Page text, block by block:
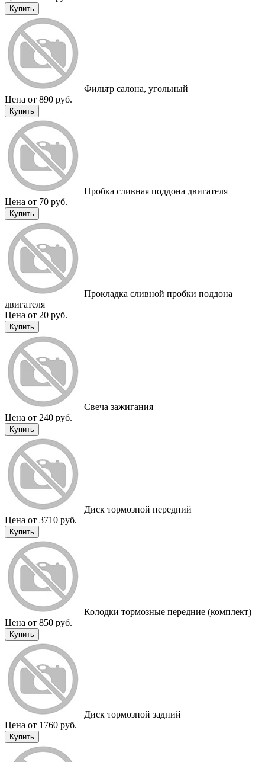
Купить
Фильтр салона, угольный
Цена от 890 руб.
Купить
Пробка сливная поддона двигателя
Цена от 70 руб.
Купить
Прокладка сливной пробки поддона
двигателя
Цена от 20 руб.
Купить
Свеча зажигания
Цена от 240 руб.
Купить
Диск тормозной передний
Цена от 3710 руб.
Купить
Колодки тормозные передние (комплект)
Цена от 850 руб.
Купить
Диск тормозной задний
Цена от 1760 руб.
Купить